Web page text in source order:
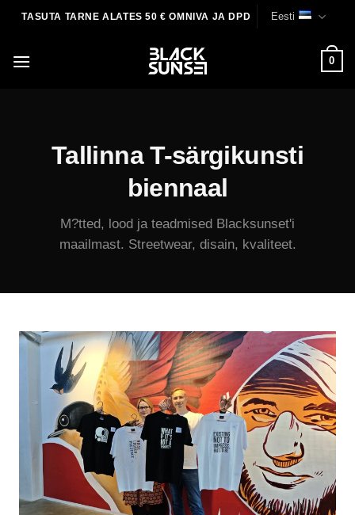
TASUTA TARNE ALATES 50 € OMNIVA JA DPD Eesti
0
Tallinna T-särgikunsti
biennaal
M?tted, lood ja teadmised Blacksunset'i
maailmast. Streetwear, disain, kvaliteet.